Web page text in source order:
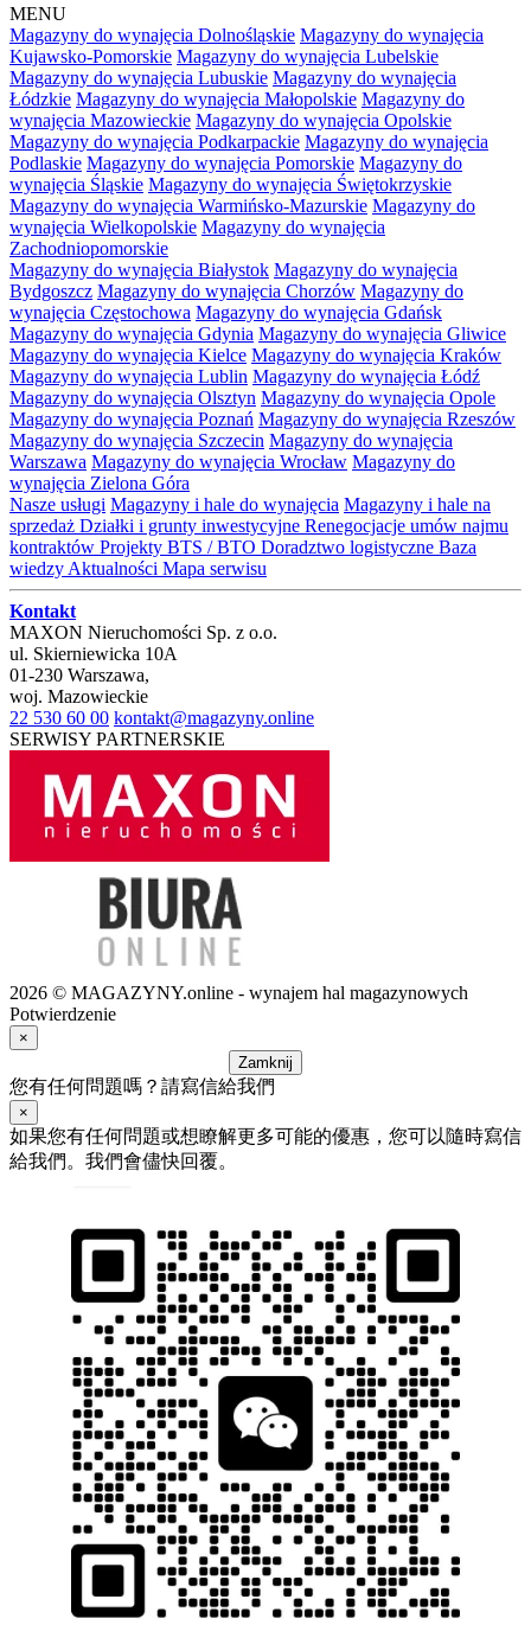
MENU
Magazyny do wynajęcia Dolnośląskie Magazyny do wynajęcia
Kujawsko-Pomorskie Magazyny do wynajęcia Lubelskie
Magazyny do wynajęcia Lubuskie Magazyny do wynajęcia
Łódzkie Magazyny do wynajęcia Małopolskie Magazyny do
wynajęcia Mazowieckie Magazyny do wynajęcia Opolskie
Magazyny do wynajęcia Podkarpackie Magazyny do wynajęcia
Podlaskie Magazyny do wynajęcia Pomorskie Magazyny do
wynajęcia Śląskie Magazyny do wynajęcia Świętokrzyskie
Magazyny do wynajęcia Warmińsko-Mazurskie Magazyny do
wynajęcia Wielkopolskie Magazyny do wynajęcia
Zachodniopomorskie
Magazyny do wynajęcia Białystok Magazyny do wynajęcia
Bydgoszcz Magazyny do wynajęcia Chorzów Magazyny do
wynajęcia Częstochowa Magazyny do wynajęcia Gdańsk
Magazyny do wynajęcia Gdynia Magazyny do wynajęcia Gliwice
Magazyny do wynajęcia Kielce Magazyny do wynajęcia Kraków
Magazyny do wynajęcia Lublin Magazyny do wynajęcia Łódź
Magazyny do wynajęcia Olsztyn Magazyny do wynajęcia Opole
Magazyny do wynajęcia Poznań Magazyny do wynajęcia Rzeszów
Magazyny do wynajęcia Szczecin Magazyny do wynajęcia
Warszawa Magazyny do wynajęcia Wrocław Magazyny do
wynajęcia Zielona Góra
Nasze usługi Magazyny i hale do wynajęcia Magazyny i hale na
sprzedaż Działki i grunty inwestycyjne Renegocjacje umów najmu
kontraktów Projekty BTS / BTO Doradztwo logistyczne Baza
wiedzy Aktualności Mapa serwisu
Kontakt
MAXON Nieruchomości Sp. z o.o.
ul. Skierniewicka 10A
01-230 Warszawa,
woj. Mazowieckie
22 530 60 00 kontakt@magazyny.online
SERWISY PARTNERSKIE
2026 © MAGAZYNY.online - wynajem hal magazynowych
Potwierdzenie
×
Zamknij
您有任何問題嗎？請寫信給我們
×
如果您有任何問題或想瞭解更多可能的優惠，您可以隨時寫信
給我們。我們會儘快回覆。